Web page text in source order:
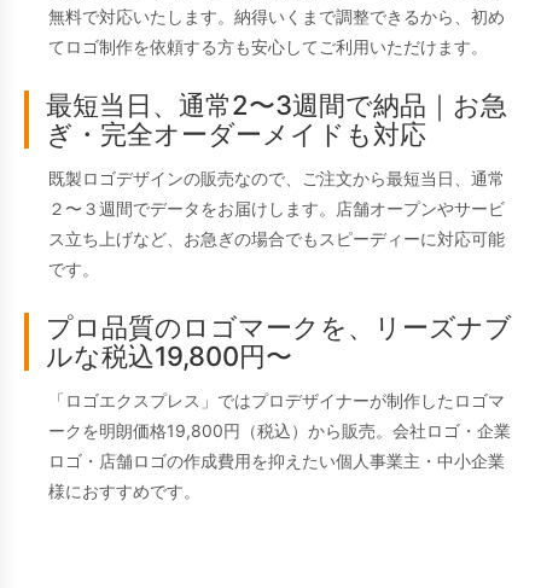
無料で対応いたします。納得いくまで調整できるから、初め
てロゴ制作を依頼する方も安心してご利用いただけます。
最短当日、通常2〜3週間で納品｜お急
ぎ・完全オーダーメイドも対応
既製ロゴデザインの販売なので、ご注文から最短当日、通常
２〜３週間でデータをお届けします。店舗オープンやサービ
ス立ち上げなど、お急ぎの場合でもスピーディーに対応可能
です。
プロ品質のロゴマークを、リーズナブ
ルな税込19,800円〜
「ロゴエクスプレス」ではプロデザイナーが制作したロゴマ
ークを明朗価格19,800円（税込）から販売。会社ロゴ・企業
ロゴ・店舗ロゴの作成費用を抑えたい個人事業主・中小企業
様におすすめです。